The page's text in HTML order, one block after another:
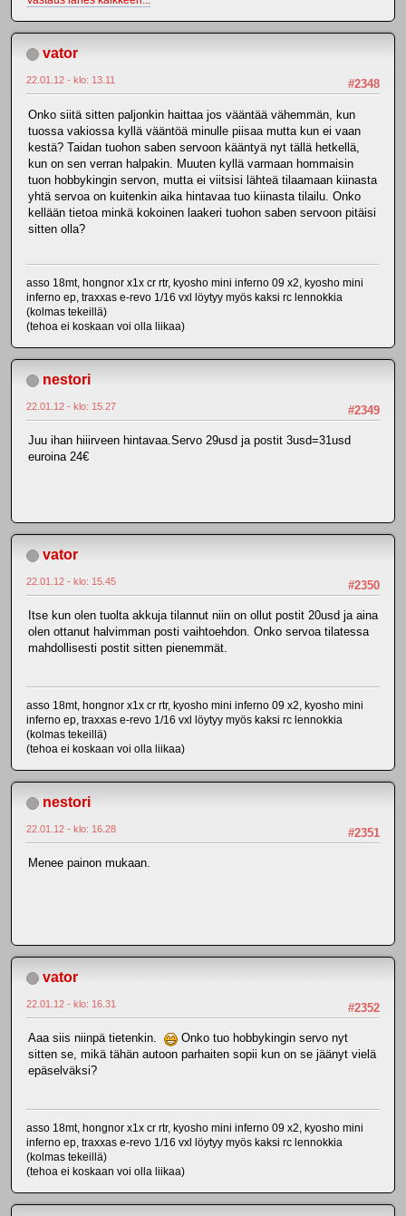
vator
#2348
22.01.12 - klo: 13.11
Onko siitä sitten paljonkin haittaa jos vääntää vähemmän, kun
tuossa vakiossa kyllä vääntöä minulle piisaa mutta kun ei vaan
kestä? Taidan tuohon saben servoon kääntyä nyt tällä hetkellä,
kun on sen verran halpakin. Muuten kyllä varmaan hommaisin
tuon hobbykingin servon, mutta ei viitsisi lähteä tilaamaan kiinasta
yhtä servoa on kuitenkin aika hintavaa tuo kiinasta tilailu. Onko
kellään tietoa minkä kokoinen laakeri tuohon saben servoon pitäisi
sitten olla?
asso 18mt, hongnor x1x cr rtr, kyosho mini inferno 09 x2, kyosho mini
inferno ep, traxxas e-revo 1/16 vxl löytyy myös kaksi rc lennokkia
(kolmas tekeillä)
(tehoa ei koskaan voi olla liikaa)
nestori
#2349
22.01.12 - klo: 15.27
Juu ihan hiiirveen hintavaa.Servo 29usd ja postit 3usd=31usd
euroina 24€
vator
#2350
22.01.12 - klo: 15.45
Itse kun olen tuolta akkuja tilannut niin on ollut postit 20usd ja aina
olen ottanut halvimman posti vaihtoehdon. Onko servoa tilatessa
mahdollisesti postit sitten pienemmät.
asso 18mt, hongnor x1x cr rtr, kyosho mini inferno 09 x2, kyosho mini
inferno ep, traxxas e-revo 1/16 vxl löytyy myös kaksi rc lennokkia
(kolmas tekeillä)
(tehoa ei koskaan voi olla liikaa)
nestori
#2351
22.01.12 - klo: 16.28
Menee painon mukaan.
vator
#2352
22.01.12 - klo: 16.31
Aaa siis niinpä tietenkin.
Onko tuo hobbykingin servo nyt
sitten se, mikä tähän autoon parhaiten sopii kun on se jäänyt vielä
epäselväksi?
asso 18mt, hongnor x1x cr rtr, kyosho mini inferno 09 x2, kyosho mini
inferno ep, traxxas e-revo 1/16 vxl löytyy myös kaksi rc lennokkia
(kolmas tekeillä)
(tehoa ei koskaan voi olla liikaa)